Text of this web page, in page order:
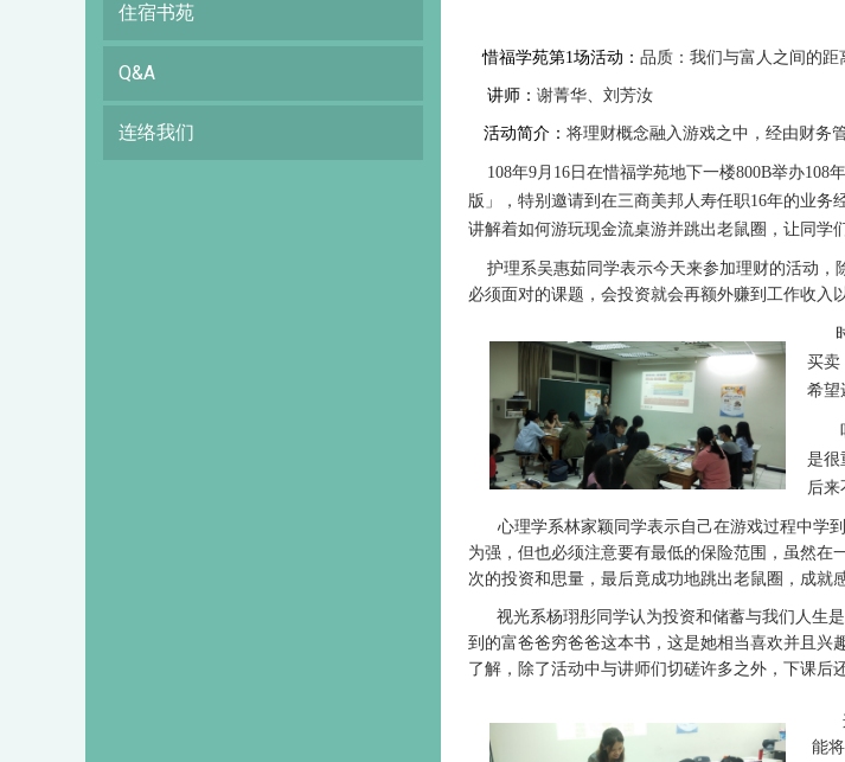
住宿书苑
Q&A
连络我们
惜福学苑第1场活动： 品质：我们与富人之间的距
讲师： 谢菁华、刘芳汝
活动简介： 将理财概念融入游戏之中，经由财务
108年9 月 16 日在惜福学苑地下一楼800B举办108
版」，特别邀请到在三商美邦人寿任职16年的业务
讲解着如何游玩现金流桌游并跳出老鼠圈，让同学
护理系吴惠茹同学表示今天来参加理财的活动
必须面对的课题，会投资就会再额外赚到工作收入
时
买卖
希望
是很
后来
心理学系林家颖同学表示自己在游戏过程中学
为强，但也必须注意要有最低的保险范围，虽然在
次的投资和思量，最后竟成功地跳出老鼠圈，成就
视光系杨珝彤同学认为投资和储蓄与我们人生
到的富爸爸穷爸爸这本书，这是她相当喜欢并且兴
了解，除了活动中与讲师们切磋许多之外，下课后
能